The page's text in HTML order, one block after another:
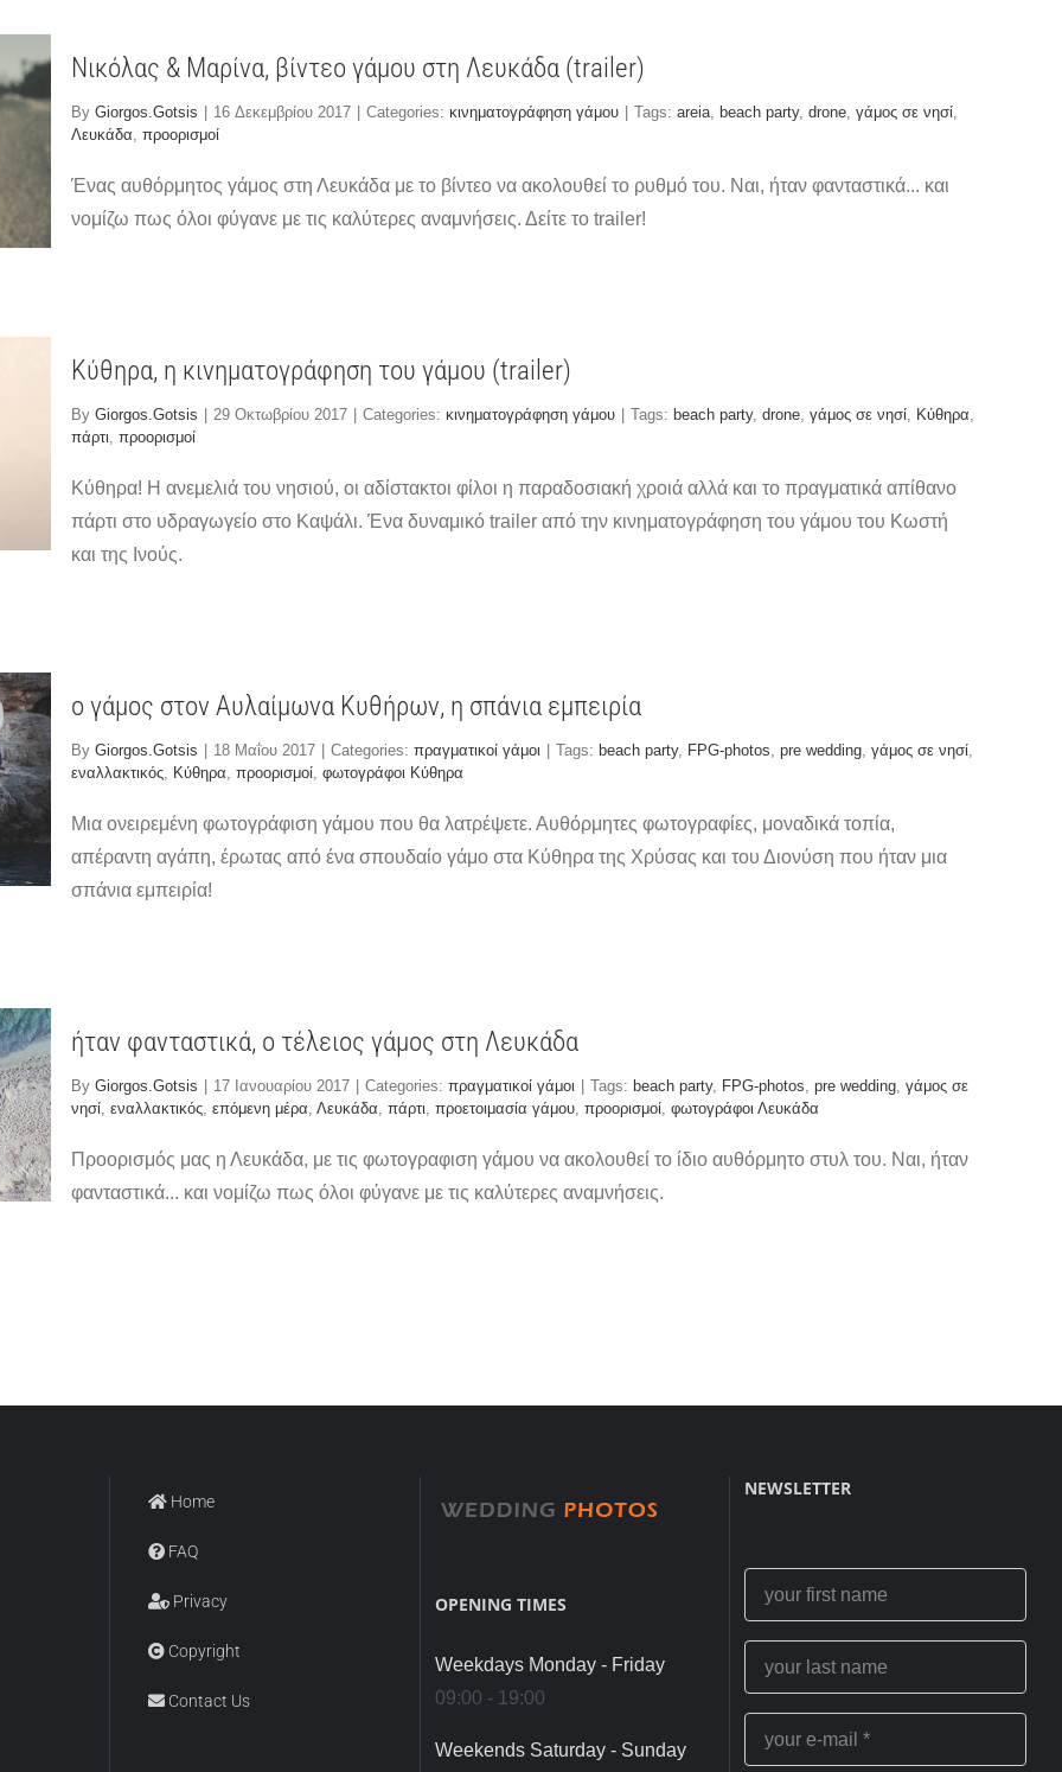
Νικόλας & Μαρίνα, βίντεο γάμου στη Λευκάδα (trailer)
By Giorgos.Gotsis 16 Δεκεμβρίου 2017 Categories: κινηματογράφηση γάμου Tags: areia, beach party, drone, γάμος σε νησί,
Λευκάδα, προορισμοί
Ένας αυθόρμητος γάμος στη Λευκάδα με το βίντεο να ακολουθεί το ρυθμό του. Ναι, ήταν φανταστικά... και
νομίζω πως όλοι φύγανε με τις καλύτερες αναμνήσεις. Δείτε το trailer!
Κύθηρα, η κινηματογράφηση του γάμου (trailer)
By Giorgos.Gotsis 29 Οκτωβρίου 2017 Categories: κινηματογράφηση γάμου Tags: beach party, drone, γάμος σε νησί, Κύθηρα,
πάρτι, προορισμοί
Κύθηρα! Η ανεμελιά του νησιού, οι αδίστακτοι φίλοι η παραδοσιακή χροιά αλλά και το πραγματικά απίθανο
πάρτι στο υδραγωγείο στο Καψάλι. Ένα δυναμικό trailer από την κινηματογράφηση του γάμου του Κωστή
και της Ινούς.
ο γάμος στον Αυλαίμωνα Κυθήρων, η σπάνια εμπειρία
By Giorgos.Gotsis 18 Μαΐου 2017 Categories: πραγματικοί γάμοι Tags: beach party, FPG-photos, pre wedding, γάμος σε νησί,
εναλλακτικός, Κύθηρα, προορισμοί, φωτογράφοι Κύθηρα
Μια ονειρεμένη φωτογράφιση γάμου που θα λατρέψετε. Αυθόρμητες φωτογραφίες, μοναδικά τοπία,
απέραντη αγάπη, έρωτας από ένα σπουδαίο γάμο στα Κύθηρα της Χρύσας και του Διονύση που ήταν μια
σπάνια εμπειρία!
ήταν φανταστικά, ο τέλειος γάμος στη Λευκάδα
By Giorgos.Gotsis 17 Ιανουαρίου 2017 Categories: πραγματικοί γάμοι Tags: beach party, FPG-photos, pre wedding, γάμος σε
νησί, εναλλακτικός, επόμενη μέρα, Λευκάδα, πάρτι, προετοιμασία γάμου, προορισμοί, φωτογράφοι Λευκάδα
Προορισμός μας η Λευκάδα, με τις φωτογραφιση γάμου να ακολουθεί το ίδιο αυθόρμητο στυλ του. Ναι, ήταν
φανταστικά... και νομίζω πως όλοι φύγανε με τις καλύτερες αναμνήσεις.
Home
FAQ
Privacy
Copyright
Contact Us
OPENING TIMES
Weekdays Monday - Friday
09:00 - 19:00
Weekends Saturday - Sunday
NEWSLETTER